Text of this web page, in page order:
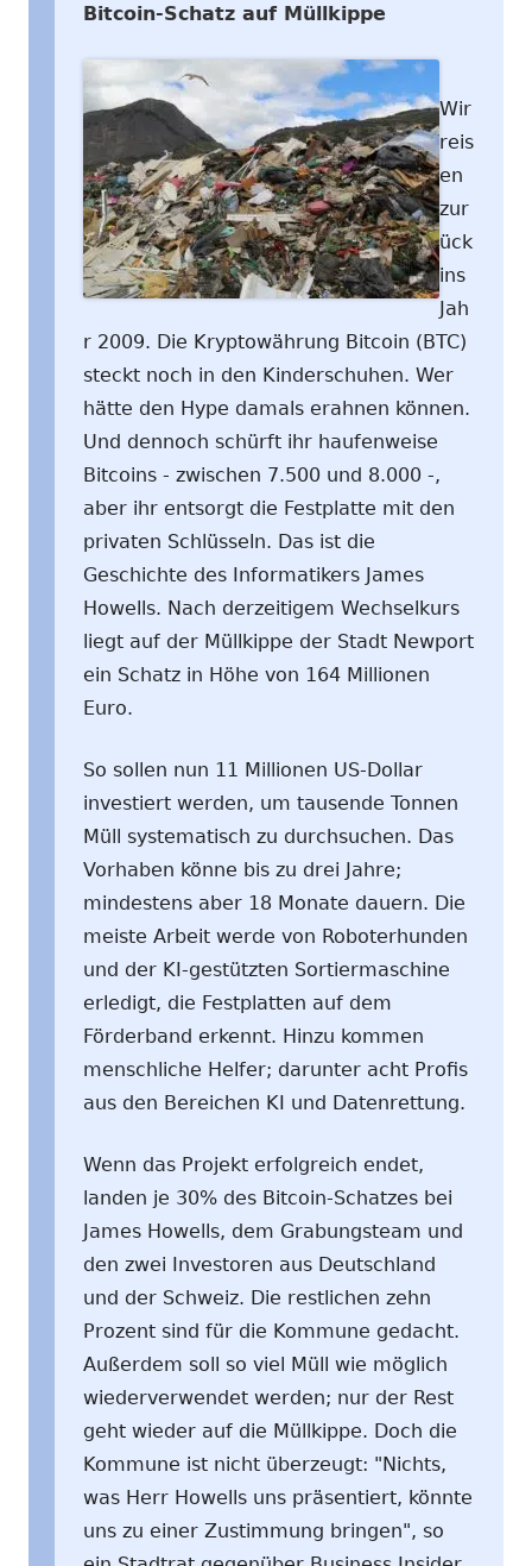
Bitcoin-Schatz auf Müllkippe
Wir
reis
en
zur
ück
ins
Jah
r 2009. Die Kryptowährung Bitcoin (BTC)
steckt noch in den Kinderschuhen. Wer
hätte den Hype damals erahnen können.
Und dennoch schürft ihr haufenweise
Bitcoins - zwischen 7.500 und 8.000 -,
aber ihr entsorgt die Festplatte mit den
privaten Schlüsseln. Das ist die
Geschichte des Informatikers James
Howells. Nach derzeitigem Wechselkurs
liegt auf der Müllkippe der Stadt Newport
ein Schatz in Höhe von 164 Millionen
Euro.
So sollen nun 11 Millionen US-Dollar
investiert werden, um tausende Tonnen
Müll systematisch zu durchsuchen. Das
Vorhaben könne bis zu drei Jahre;
mindestens aber 18 Monate dauern. Die
meiste Arbeit werde von Roboterhunden
und der KI-gestützten Sortiermaschine
erledigt, die Festplatten auf dem
Förderband erkennt. Hinzu kommen
menschliche Helfer; darunter acht Profis
aus den Bereichen KI und Datenrettung.
Wenn das Projekt erfolgreich endet,
landen je 30% des Bitcoin-Schatzes bei
James Howells, dem Grabungsteam und
den zwei Investoren aus Deutschland
und der Schweiz. Die restlichen zehn
Prozent sind für die Kommune gedacht.
Außerdem soll so viel Müll wie möglich
wiederverwendet werden; nur der Rest
geht wieder auf die Müllkippe. Doch die
Kommune ist nicht überzeugt: "Nichts,
was Herr Howells uns präsentiert, könnte
uns zu einer Zustimmung bringen", so